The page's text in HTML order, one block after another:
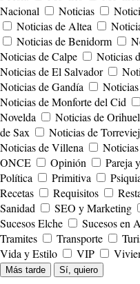
Nacional
Noticias
Noticias de Altea
Noticias de Benidorm
Noticias de Calpe
Noticias
Noticias de El Salvador
Noticias de Gandía
Noticias de Monforte del Cid
Novelda
Noticias de
de Sax
Noticias de
Noticias de Villena
ONCE
Opinión Pareja
Política
Primitiva
Recetas
Requisitos
Sanidad
SEO y Marketing
Sucesos Elche
Sucesos en
Tramites
Transporte
Vida y Estilo
VIP
Más tarde Sí, quiero